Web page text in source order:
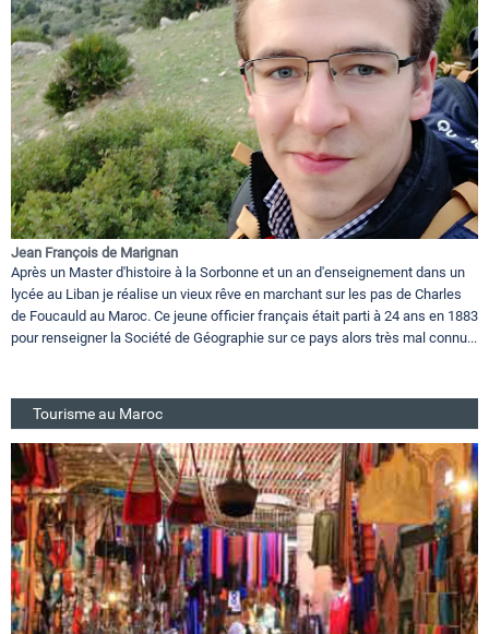
Jean François de Marignan
Après un Master d'histoire à la Sorbonne et un an d'enseignement dans un
lycée au Liban je réalise un vieux rêve en marchant sur les pas de Charles
de Foucauld au Maroc. Ce jeune officier français était parti à 24 ans en 1883
pour renseigner la Société de Géographie sur ce pays alors très mal connu...
Tourisme au Maroc